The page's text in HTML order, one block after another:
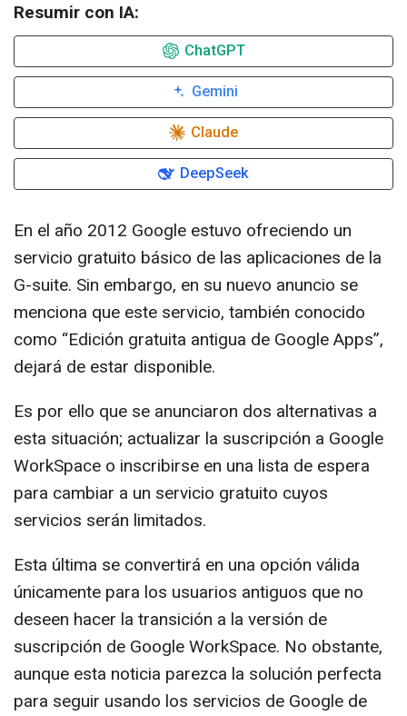
Resumir con IA:
ChatGPT
Gemini
Claude
DeepSeek
En el año 2012 Google estuvo ofreciendo un
servicio gratuito básico de las aplicaciones de la
G-suite. Sin embargo, en su nuevo anuncio se
menciona que este servicio, también conocido
como “Edición gratuita antigua de Google Apps”,
dejará de estar disponible.
Es por ello que se anunciaron dos alternativas a
esta situación; actualizar la suscripción a Google
WorkSpace o inscribirse en una lista de espera
para cambiar a un servicio gratuito cuyos
servicios serán limitados.
Esta última se convertirá en una opción válida
únicamente para los usuarios antiguos que no
deseen hacer la transición a la versión de
suscripción de Google WorkSpace. No obstante,
aunque esta noticia parezca la solución perfecta
para seguir usando los servicios de Google de